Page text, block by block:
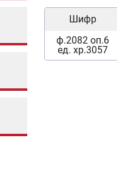
Шифр
ф.2082 оп.6
ед. хр.3057